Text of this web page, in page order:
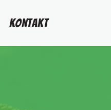
KONTAKT